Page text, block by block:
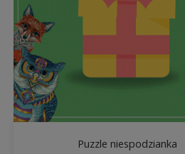
Puzzle niespodzianka